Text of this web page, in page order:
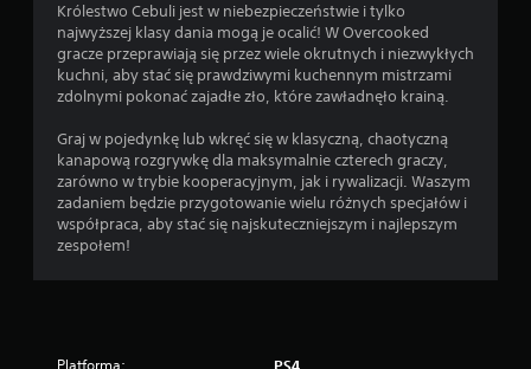
Królestwo Cebuli jest w niebezpieczeństwie i tylko
najwyższej klasy dania mogą je ocalić! W Overcooked
gracze przeprawiają się przez wiele okrutnych i niezwykłych
kuchni, aby stać się prawdziwymi kuchennym mistrzami
zdolnymi pokonać zajadłe zło, które zawładnęło krainą.
Graj w pojedynkę lub wkręć się w klasyczną, chaotyczną
kanapową rozgrywkę dla maksymalnie czterech graczy,
zarówno w trybie kooperacyjnym, jak i rywalizacji. Waszym
zadaniem będzie przygotowanie wielu różnych specjałów i
współpraca, aby stać się najskuteczniejszym i najlepszym
zespołem!